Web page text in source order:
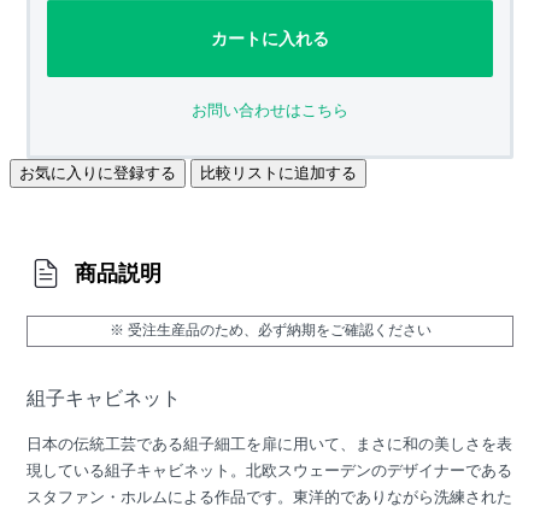
カートに入れる
お問い合わせはこちら
お気に入りに登録する 比較リストに追加する
商品説明
※ 受注生産品のため、必ず納期をご確認ください
組子キャビネット
日本の伝統工芸である組子細工を扉に用いて、まさに和の美しさを表
現している組子キャビネット。北欧スウェーデンのデザイナーである
スタファン・ホルムによる作品です。東洋的でありながら洗練された